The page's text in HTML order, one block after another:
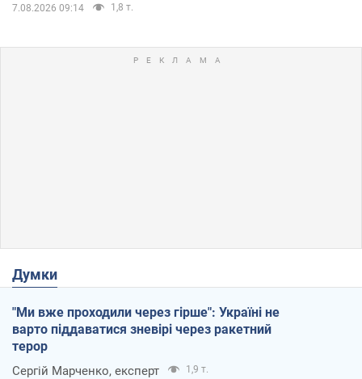
7.08.2026 09:14 1,8 т.
Думки
"Ми вже проходили через гірше": Україні не
варто піддаватися зневірі через ракетний
терор
Сергій Марченко, експерт 1,9 т.